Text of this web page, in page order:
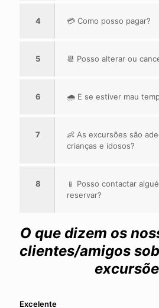
4 💳 Como posso pagar?
5 📆 Posso alterar ou
6 🌧️ E se estiver mau
7
👶 As excursões são
crianças e idosos?
8
📱 Posso contactar
reservar?
O que dizem os
clientes/amigos
Excelente